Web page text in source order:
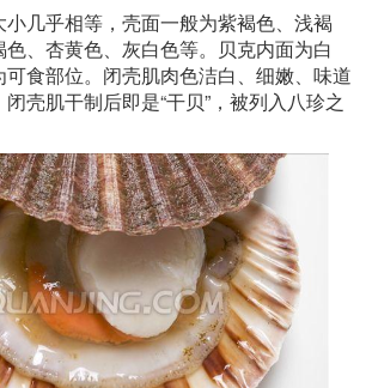
几乎相等，壳面一般为紫褐色、浅褐
、杏黄色、灰白色等。贝克内面为白
食部位。闭壳肌肉色洁白、细嫩、味道
壳肌干制后即是“干贝”，被列入八珍之